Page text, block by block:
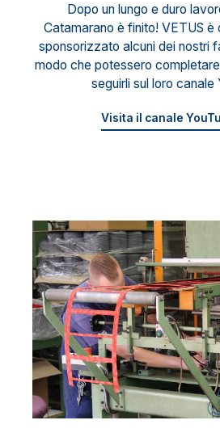
Dopo un lungo e duro
Catamarano è finito! VETUS è
sponsorizzato alcuni dei nostri
modo che potessero
seguirli sul loro canale
Visita il canale